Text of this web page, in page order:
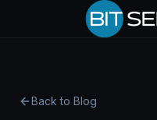
Skip to content
Back to Blog